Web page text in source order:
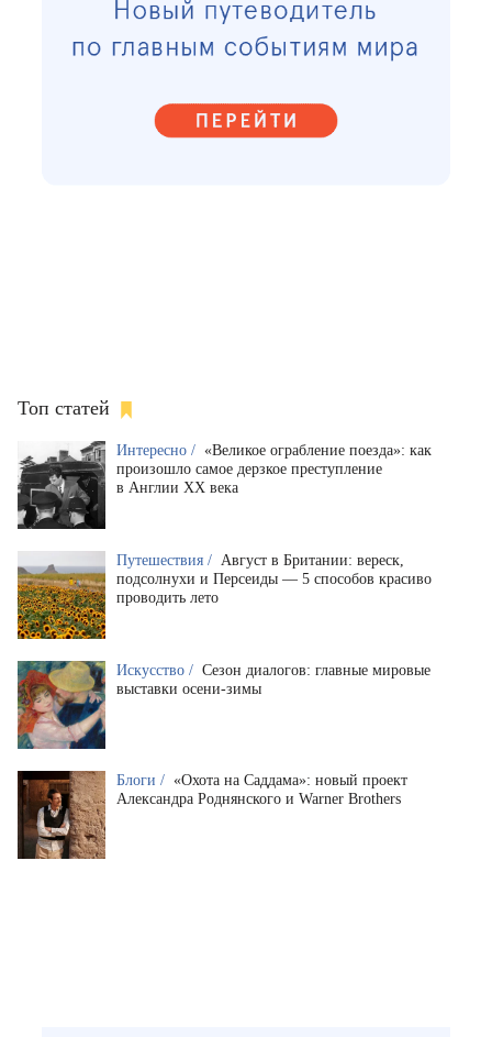
Топ статей
Интересно / «Великое ограбление поезда»: как
произошло самое дерзкое преступление
в Англии XX века
Путешествия / Август в Британии: вереск,
подсолнухи и Персеиды — 5 способов красиво
проводить лето
Искусство / Сезон диалогов: главные мировые
выставки осени-зимы
Блоги / «Охота на Саддама»: новый проект
Александра Роднянского и Warner Brothers